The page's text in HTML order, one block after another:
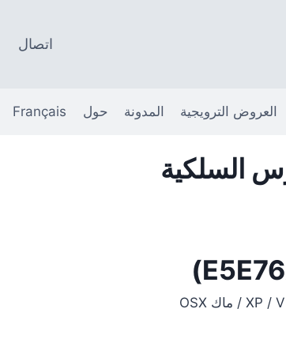
اتصال
العروض الترويجية المدونة حول Français